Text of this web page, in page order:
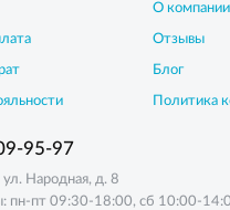
О компании
Отзывы
Блог
Политика
95-97
ул. Народная, д. 8
пн-пт 09:30-18:00, сб 10:00-